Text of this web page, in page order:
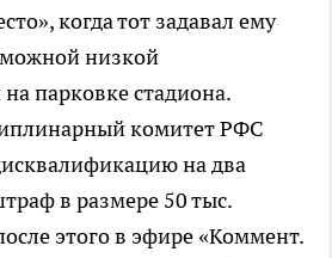
когда тот задавал ему
низкой
парковке стадиона.
комитет РФС
на два
в размере 50 тыс.
этого в эфире «Коммент.